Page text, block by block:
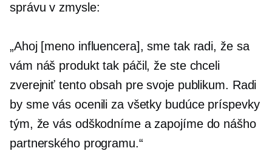
správu v zmysle:
„Ahoj [meno influencera], sme tak radi, že sa
vám náš produkt tak páčil, že ste chceli
zverejniť tento obsah pre svoje publikum. Radi
by sme vás ocenili za všetky budúce príspevky
tým, že vás odškodníme a zapojíme do nášho
partnerského programu.“